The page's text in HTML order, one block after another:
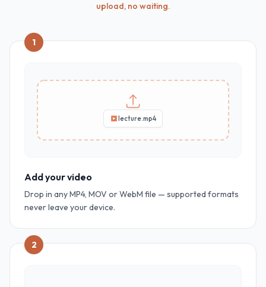
upload, no waiting.
1
lecture.mp4
Add your video
Drop in any MP4, MOV or WebM file — supported formats
never leave your device.
2